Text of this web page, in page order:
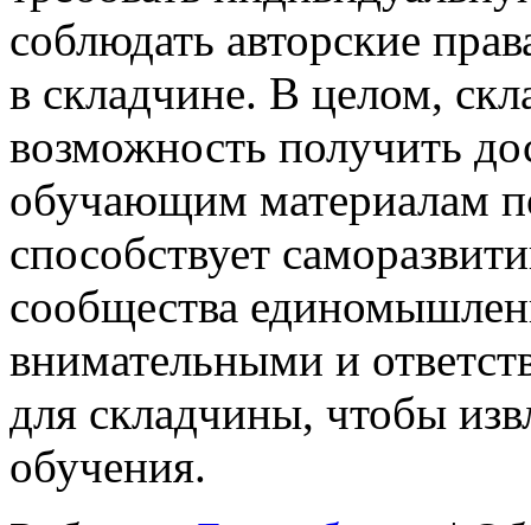
соблюдать авторские
в складчине. В целом,
возможность получить
обучающим материалам
способствует
сообщества
внимательными и
для складчины, чтобы
обучения.